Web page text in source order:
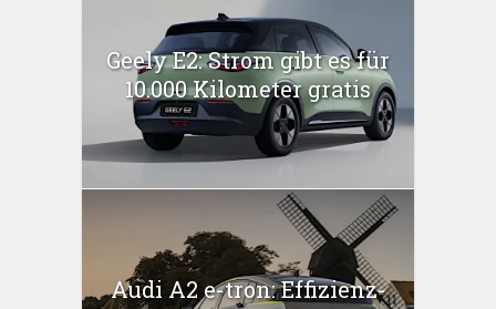
Geely E2: Strom gibt es für
10.000 Kilometer gratis
Audi A2 e-tron: Effizienz-